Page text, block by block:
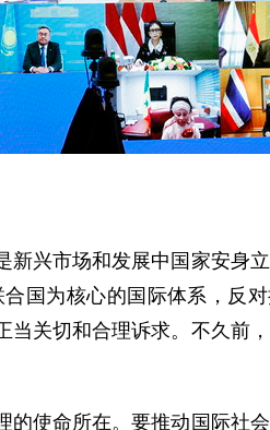
兴市场和发展中国家安身
国为核心的国际体系，反
关切和合理诉求。不久前
使命所在。要推动国际社